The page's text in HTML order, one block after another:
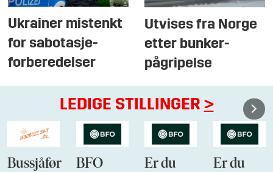
Ukrainer mistenkt
for sabotasje-
forberedelser
Utvises fra Norge
etter bunker-
pågripelse
LEDIGE STILLINGER >
Bussjåfør
BFO
Er du
Er du